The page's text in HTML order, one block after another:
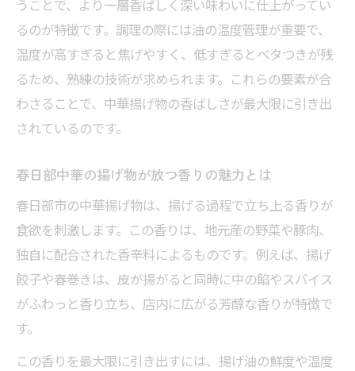
うことで、より一層香ばしく深い味わいに仕上がってい
るのが特徴です。調理の際には油の温度管理が重要で、
温度が高すぎると焦げやすく、低すぎるとベタつきが残
るため、熟練の技術が求められます。これらの要素が合
わさることで、中華揚げ物の香ばしさが最大限に引き出
されているのです。
春日部中華の揚げ物が放つ香りの魅力とは
春日部市の中華揚げ物は、揚げる過程で立ち上る香りが
食欲を刺激します。この香りは、地元産の野菜や豚肉、
独自に配合された香辛料によるものです。例えば、揚げ
餃子や春巻きは、皮が揚がると同時に中の餡やスパイス
がふわっと香り立ち、店内に広がる芳醇な香りが特徴で
す。
この香りを最大限に引き出すには、揚げ油の鮮度や温度